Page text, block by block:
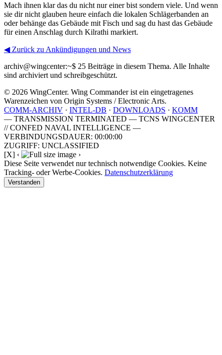
Mach ihnen klar das du nicht nur einer bist sondern viele. Und wenn
sie dir nicht glauben heure einfach die lokalen Schlägerbanden an
oder behänge das Gebäude mit Fisch und sag du hast das Gebäude
für einen Anschlag durch Kilrathi markiert.
◀ Zurück zu Ankündigungen und News
archiv@wingcenter:~$ 25 Beiträge in diesem Thema. Alle Inhalte
sind archiviert und schreibgeschützt.
© 2026 WingCenter. Wing Commander ist ein eingetragenes
Warenzeichen von Origin Systems / Electronic Arts.
COMM-ARCHIV · INTEL-DB · DOWNLOADS · KOMM
— TRANSMISSION TERMINATED — TCNS WINGCENTER
// CONFED NAVAL INTELLIGENCE —
VERBINDUNGSDAUER: 00:00:00
ZUGRIFF: UNCLASSIFIED
[X] ‹
›
Diese Seite verwendet nur technisch notwendige Cookies. Keine
Tracking- oder Werbe-Cookies. Datenschutzerklärung
Verstanden